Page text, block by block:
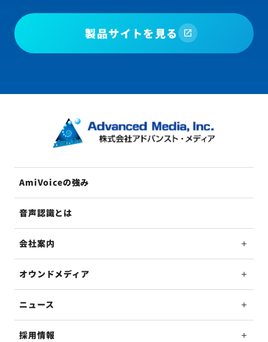
製品サイトを見る
AmiVoiceの強み
音声認識とは
会社案内
オウンドメディア
ニュース
採用情報